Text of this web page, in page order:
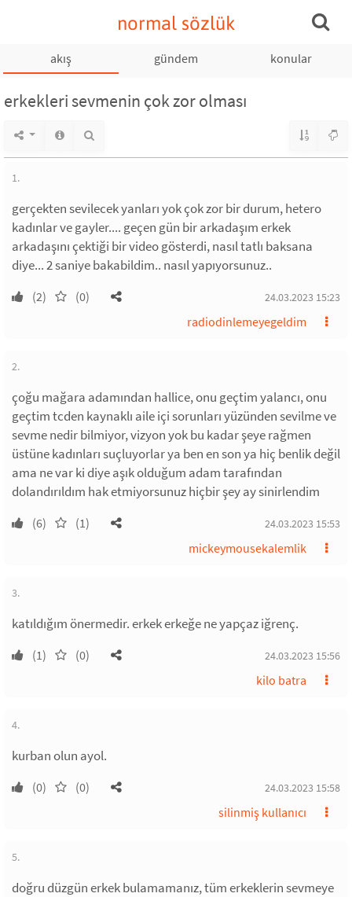
normal sözlük
akış gündem konular
erkekleri sevmenin çok zor olması
1.
gerçekten sevilecek yanları yok çok zor bir durum, hetero
kadınlar ve gayler.... geçen gün bir arkadaşım erkek
arkadaşını çektiği bir video gösterdi, nasıl tatlı baksana
diye... 2 saniye bakabildim.. nasıl yapıyorsunuz..
(2) (0) 24.03.2023 15:23
radiodinlemeyegeldim
2.
çoğu mağara adamından hallice, onu geçtim yalancı, onu
geçtim tcden kaynaklı aile içi sorunları yüzünden sevilme ve
sevme nedir bilmiyor, vizyon yok bu kadar şeye rağmen
üstüne kadınları suçluyorlar ya ben en son ya hiç benlik değil
ama ne var ki diye aşık olduğum adam tarafından
dolandırıldım hak etmiyorsunuz hiçbir şey ay sinirlendim
(6) (1) 24.03.2023 15:53
mickeymousekalemlik
3.
katıldığım önermedir. erkek erkeğe ne yapçaz iğrenç.
(1) (0) 24.03.2023 15:56
kilo batra
4.
kurban olun ayol.
(0) (0) 24.03.2023 15:58
silinmiş kullanıcı
5.
doğru düzgün erkek bulamamanız, tüm erkeklerin sevmeye